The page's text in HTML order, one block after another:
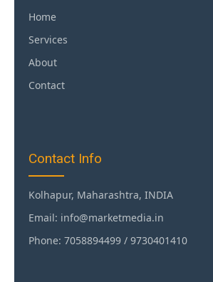
Home
Services
About
Contact
Contact Info
Kolhapur, Maharashtra, INDIA
Email: info@marketmedia.in
Phone: 7058894499 / 9730401410